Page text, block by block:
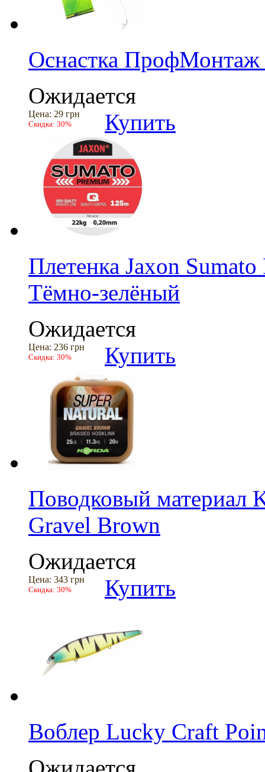
Оснастка
Ожидается
Цена: 29 грн
Скидка: 30% Купить
Плетенка Jaxon
Тёмно-зелёный
Ожидается
Цена: 236 грн
Скидка: 30% Купить
Поводковый материал
Gravel Brown
Ожидается
Цена: 343 грн
Скидка: 30% Купить
Воблер Lucky Craft